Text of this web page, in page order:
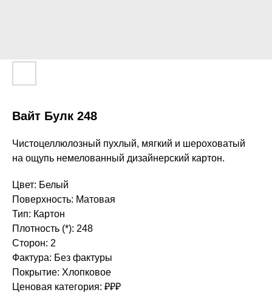
Вайт Булк 248
Чистоцеллюлозный пухлый, мягкий и шероховатый
на ощупь немелованный дизайнерский картон.
Цвет: Белый
Поверхность: Матовая
Тип: Картон
Плотность (*): 248
Сторон: 2
Фактура: Без фактуры
Покрытие: Хлопковое
Ценовая категория: ₽₽₽